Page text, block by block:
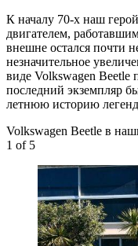
К началу 70-х наш
двигателем,
внешне остался почти
незначительное
виде Volkswagen Beetle
последний экземпляр
летнюю историю
Volkswagen Beetle в
1 of 5